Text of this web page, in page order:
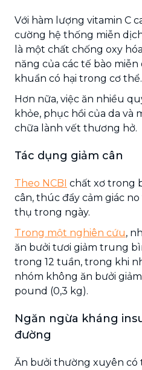
Với hàm lượng vitamin C
cường hệ thống miễn
là một chất chống oxy
năng của các tế bào
khuẩn có hại trong cơ thể.
Hơn nữa, việc ăn nhiều
khỏe, phục hồi của da và
chữa lành vết thương hở.
Tác dụng giảm cân
Theo NCBI chất xơ trong
cân, thúc đẩy cảm giác
thụ trong ngày.
Trong một nghiên cứu,
ăn bưởi tươi giảm trung
trong 12 tuần, trong khi
nhóm không ăn bưởi
pound (0,3 kg).
Ngăn ngừa kháng
đường
Ăn bưởi thường xuyên có